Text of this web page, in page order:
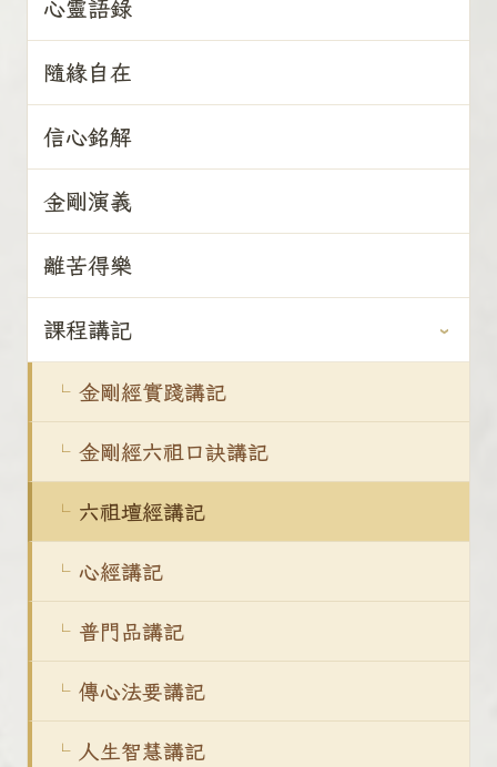
心靈語錄
隨緣自在
信心銘解
金剛演義
離苦得樂
課程講記
金剛經實踐講記
金剛經六祖口訣講記
六祖壇經講記
心經講記
普門品講記
傳心法要講記
人生智慧講記